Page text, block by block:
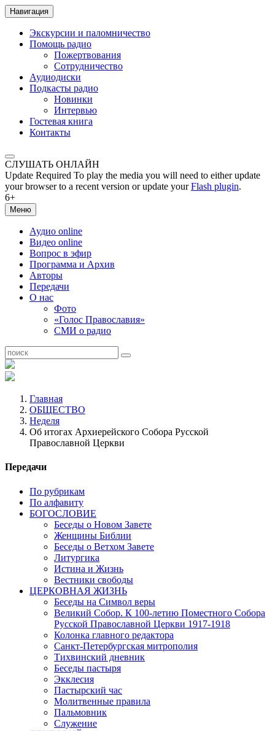
Навигация
Экскурсии и паломничество
Помощь радио
Пожертвования
Сотрудничество
Аудиодиски
Подкасты радио
Новинки
Интервью
Гостевая книга
Контакты
СЛУШАТЬ ОНЛАЙН
Update Required To play the media you will need to either update
your browser to a recent version or update yourFlash plugin.
6+
Меню
Аудио online
Видео online
Вопрос в эфир
Программа и Архив
Авторы
Передачи
О нас
Фото
«Голос Православия»
СМИ о радио
Главная
ОБЩЕСТВО
Неделя
Об итогах Архиерейского Собора Русской
Православной Церкви
Передачи
По рубрикам
По алфавиту
БОГОСЛОВИЕ
Беседы о Новом Завете
Женщины Библии
Беседы о Ветхом Завете
Литургика
Истина и Жизнь
Вестники свободы
ЦЕРКОВНАЯ ЖИЗНЬ
Беседы на Символ веры
Великий Собор. К 100-летию Поместного Собора
Русской Православной Церкви 1917-1918
Колонка главного редактора
Санкт-Петербургская митрополия
Тихвинский дневник
Беседы пастыря
Экклесия
Пастырский час
Молитвенные правила
Пальмовник
Служение